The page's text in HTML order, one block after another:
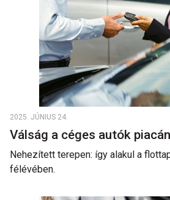
2025. JÚNIUS 24.
Válság a céges autók piacán
Nehezített terepen: így alakul a
félévében.